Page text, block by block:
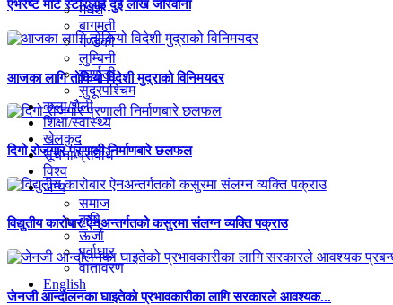
मधेश
बागमती
गण्डकी
लुम्बिनी
कर्णाली
सुदूरपश्चिम
कला/शैली
शिक्षा/स्वास्थ्य
खेलकुद
सूचना/प्रविधि
विश्व
अन्य
समाज
कृषि
ऊर्जा
पूर्वाधार
वातावरण
English
एभरेष्ट मार्ट स्टोरलाई दुई लाख जरिवाना
आजका लागि तोकियो विदेशी मुद्राको विनिमयदर
दिगो रोजगार प्रणाली निर्माणबारे छलफल
विद्युतीय कारोबार ऐनअन्तर्गतको कसुरमा संलग्न व्यक्ति पक्राउ
जेनजी आन्दोलनका घाइतेको प्रभावकारीका लागि सरकारले आवश्यक...